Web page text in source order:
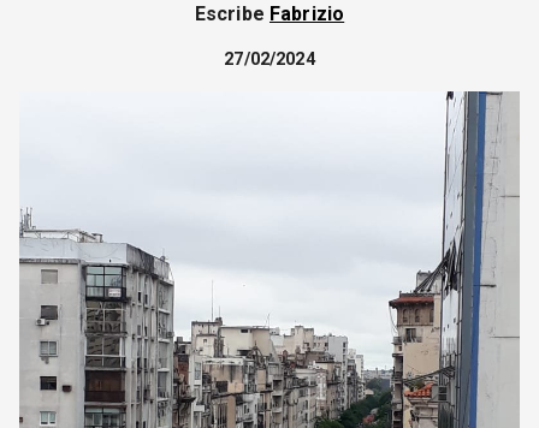
SOCIEDAD Y CULTURA
JUVENTUD
Política Obrera Revista
CONTACTO
Escribe Fabrizio
27/02/2024